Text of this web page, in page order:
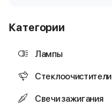
Категории
Лампы
Стеклоочистители
Свечи зажигания